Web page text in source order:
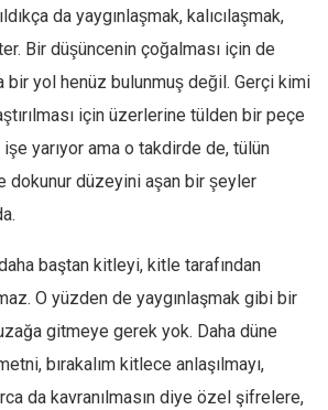
da yaygınlaşmak, kalıcılaşmak,
Bir düşüncenin çoğalması için de
bir yol henüz bulunmuş değil. Gerçi kimi
için üzerlerine tülden bir peçe
yarıyor ama o takdirde de, tülün
dokunur düzeyini aşan bir şeyler
baştan kitleyi, kitle tarafından
O yüzden de yaygınlaşmak gibi bir
gitmeye gerek yok. Daha düne
bırakalım kitlece anlaşılmayı,
da kavranılmasın diye özel şifrelere,